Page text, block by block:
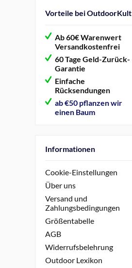
Vorteile bei OutdoorKult
Ab 60€ Warenwert
Versandkostenfrei
60 Tage Geld-Zurück-
Garantie
Einfache
Rücksendungen
ab €50 pflanzen wir
einen Baum
Informationen
Cookie-Einstellungen
Über uns
Versand und
Zahlungsbedingungen
Größentabelle
AGB
Widerrufsbelehrung
Outdoor Lexikon